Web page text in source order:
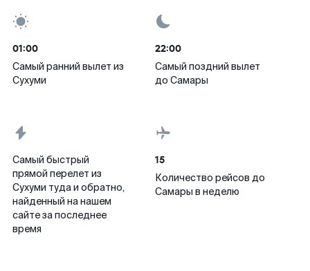
01:00
Самый ранний вылет из
Сухуми
22:00
Самый поздний вылет
до Самары
Самый быстрый
прямой перелет из
Сухуми туда и обратно,
найденный на нашем
сайте за последнее
время
15
Количество рейсов до
Самары в неделю